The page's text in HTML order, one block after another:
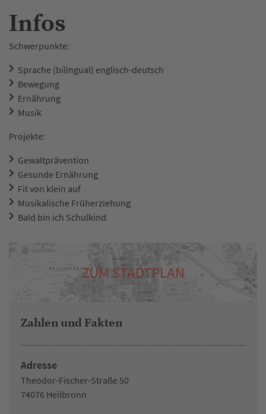
Infos
Schwerpunkte:
Sprache (bilingual) englisch-deutsch
Bewegung
Ernährung
Musik
Projekte:
Gewaltprävention
Gesunde Ernährung
Fit von klein auf
Musikalische Früherziehung
Bald bin ich Schulkind
ZUM STADTPLAN
Zahlen und Fakten
Adresse
Theodor-Fischer-Straße 50
74076 Heilbronn